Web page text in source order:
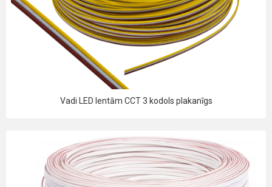
Vadi LED lentām CCT 3 kodols plakanīgs